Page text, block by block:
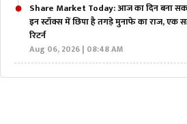
Share Market Today: आज का दिन बना
इन स्टॉक्स में छिपा है तगड़े मुनाफे का राज, एक
रिटर्न
Aug 06, 2026 | 08:48 AM